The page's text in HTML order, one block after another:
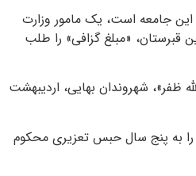
این جامعه است، یک مامور وزارت
قبرستان، «مبلغ گزافی» را طلب
ظفر»، شهروندان بهایی، اردیبهشت‌
را به پنج سال حبس تعزیری محکوم